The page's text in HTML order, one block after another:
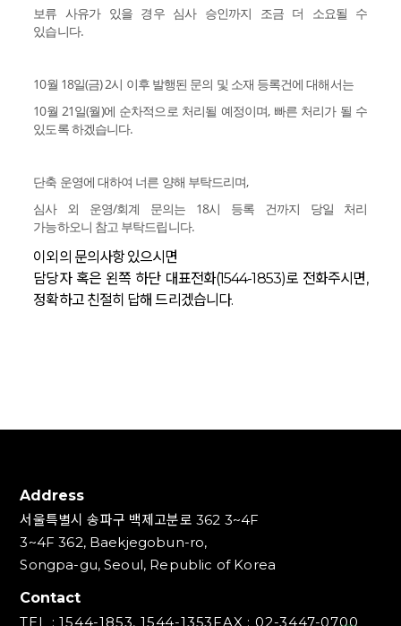
보류 사유가 있을 경우 심사 승인까지 조금 더 소요될 수
있습니다.
10월 18일(금) 2시 이후 발행된 문의 및 소재 등록건에 대해서는
10월 21일(월)에 순차적으로 처리될 예정이며, 빠른 처리가 될 수
있도록 하겠습니다.
단축 운영에 대하여 너른 양해 부탁드리며,
심사 외 운영/회계 문의는 18시 등록 건까지 당일 처리
가능하오니 참고 부탁드립니다.
이외의 문의사항 있으시면
담당자 혹은 왼쪽 하단 대표전화(1544-1853)로 전화주시면,
정확하고 친절히 답해 드리겠습니다.
Address
서울특별시 송파구 백제고분로 362 3~4F
3~4F 362, Baekjegobun-ro,
Songpa-gu, Seoul, Republic of Korea
Contact
TEL : 1544-1853, 1544-1353FAX : 02-3447-0700